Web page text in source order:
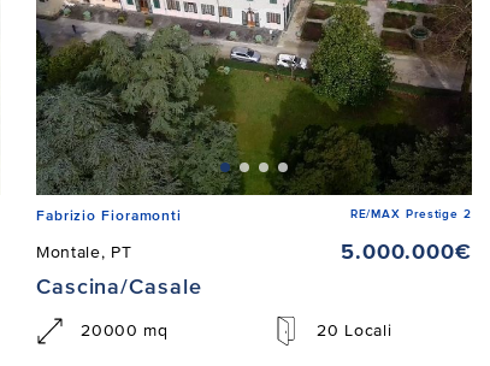
Fabrizio Fioramonti RE/MAX Prestige 2
Montale, PT
5.000.000€
Cascina/Casale
20000 mq 20 Locali